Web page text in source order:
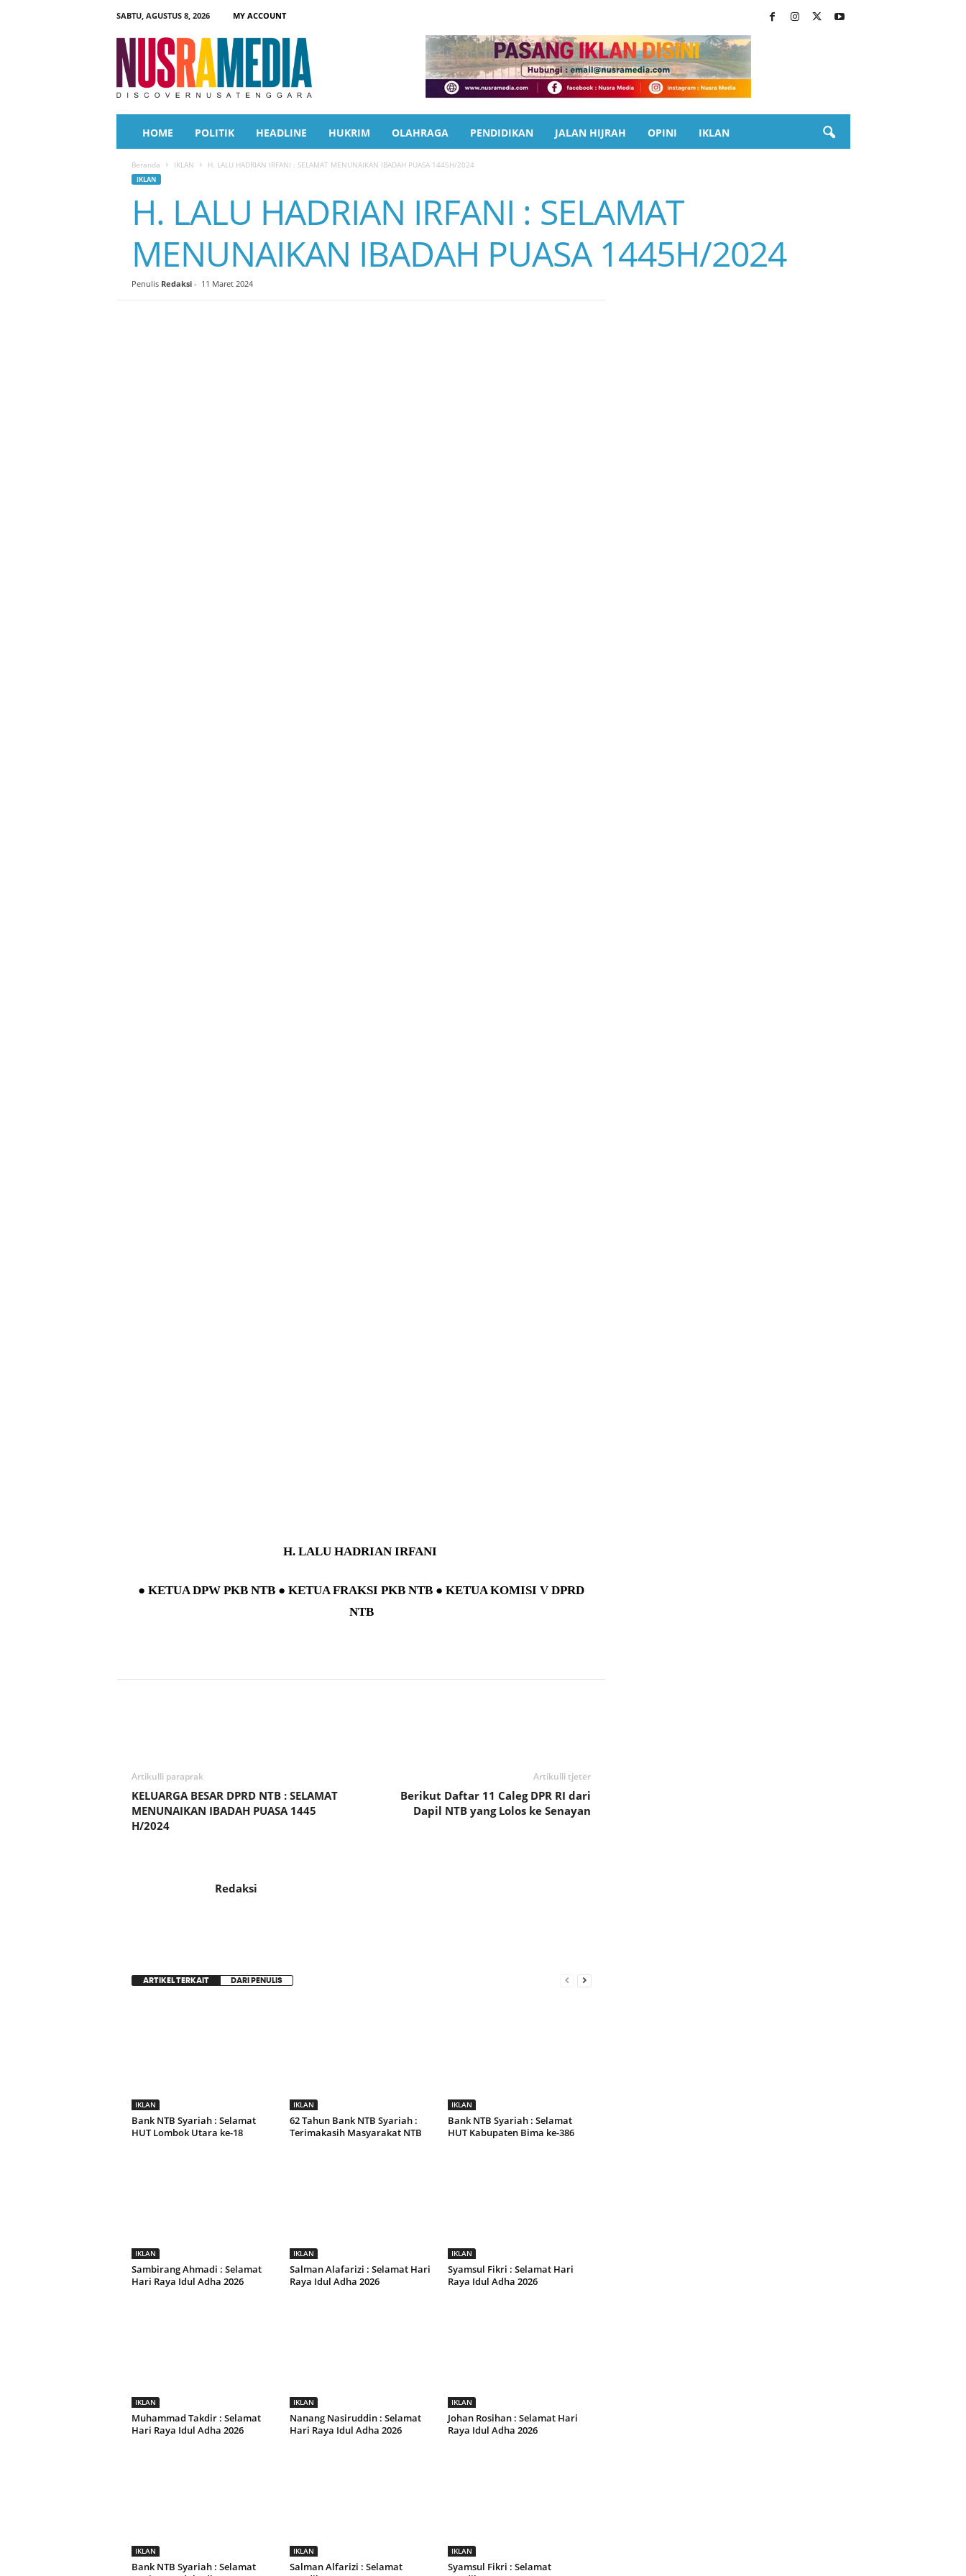
SABTU, AGUSTUS 8, 2026
MY ACCOUNT
a
HOME POLITIK HEADLINE HUKRIM OLAHRAGA PENDIDIKAN JALAN HIJRAH OPINI IKLAN
Beranda IKLAN H. LALU HADRIAN IRFANI : SELAMAT MENUNAIKAN IBADAH PUASA 1445H/2024
IKLAN
H. LALU HADRIAN IRFANI : SELAMAT
MENUNAIKAN IBADAH PUASA 1445H/2024
Penulis Redaksi- 11 Maret 2024
H. LALU HADRIAN IRFANI
● KETUA DPW PKB NTB ● KETUA FRAKSI PKB NTB ● KETUA KOMISI V DPRD
NTB
Artikulli paraprak
KELUARGA BESAR DPRD NTB : SELAMAT
MENUNAIKAN IBADAH PUASA 1445
H/2024
Artikulli tjetër
Berikut Daftar 11 Caleg DPR RI dari
Dapil NTB yang Lolos ke Senayan
Redaksi
ARTIKEL TERKAIT DARI PENULIS
IKLAN
Bank NTB Syariah : Selamat
HUT Lombok Utara ke-18
IKLAN
62 Tahun Bank NTB Syariah :
Terimakasih Masyarakat NTB
IKLAN
Bank NTB Syariah : Selamat
HUT Kabupaten Bima ke-386
IKLAN
Sambirang Ahmadi : Selamat
Hari Raya Idul Adha 2026
IKLAN
Salman Alafarizi : Selamat Hari
Raya Idul Adha 2026
IKLAN
Syamsul Fikri : Selamat Hari
Raya Idul Adha 2026
IKLAN
Muhammad Takdir : Selamat
Hari Raya Idul Adha 2026
IKLAN
Nanang Nasiruddin : Selamat
Hari Raya Idul Adha 2026
IKLAN
Johan Rosihan : Selamat Hari
Raya Idul Adha 2026
IKLAN
Bank NTB Syariah : Selamat
IKLAN
Salman Alfarizi : Selamat
IKLAN
Syamsul Fikri : Selamat